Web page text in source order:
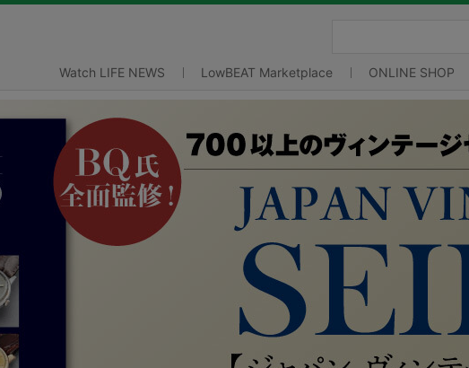
Watch LIFE NEWS LowBEAT Marketplace ONLINE SHOP